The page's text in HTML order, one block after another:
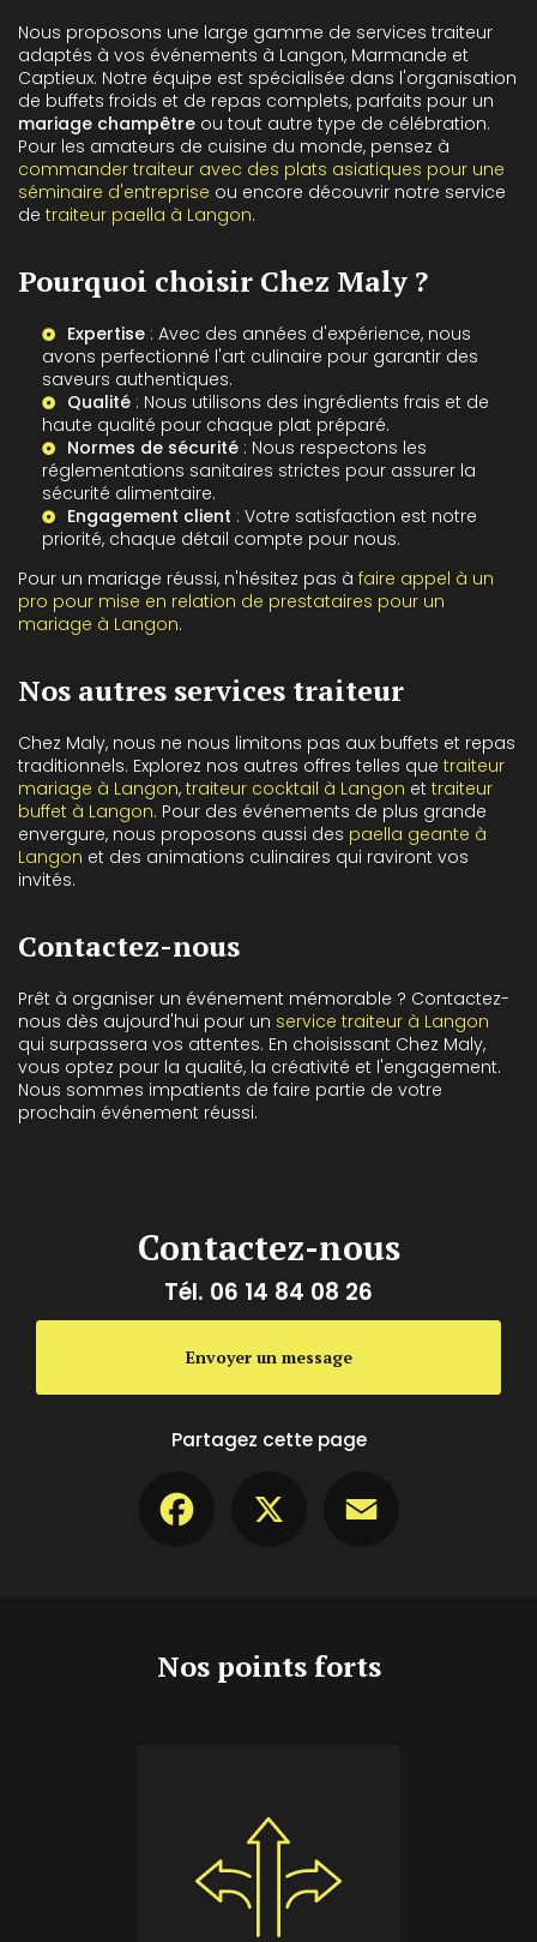
Nous proposons une large gamme de services traiteur
adaptés à vos événements à Langon, Marmande et
Captieux. Notre équipe est spécialisée dans l'organisation
de buffets froids et de repas complets, parfaits pour un
mariage champêtre ou tout autre type de célébration.
Pour les amateurs de cuisine du monde, pensez à
commander traiteur avec des plats asiatiques pour une
séminaire d'entreprise ou encore découvrir notre service
de traiteur paella à Langon.
Pourquoi choisir Chez Maly ?
Expertise : Avec des années d'expérience, nous
avons perfectionné l'art culinaire pour garantir des
saveurs authentiques.
Qualité : Nous utilisons des ingrédients frais et de
haute qualité pour chaque plat préparé.
Normes de sécurité : Nous respectons les
réglementations sanitaires strictes pour assurer la
sécurité alimentaire.
Engagement client : Votre satisfaction est notre
priorité, chaque détail compte pour nous.
Pour un mariage réussi, n'hésitez pas à faire appel à un
pro pour mise en relation de prestataires pour un
mariage à Langon.
Nos autres services traiteur
Chez Maly, nous ne nous limitons pas aux buffets et repas
traditionnels. Explorez nos autres offres telles que traiteur
mariage à Langon, traiteur cocktail à Langon et traiteur
buffet à Langon. Pour des événements de plus grande
envergure, nous proposons aussi des paella geante à
Langon et des animations culinaires qui raviront vos
invités.
Contactez-nous
Prêt à organiser un événement mémorable ? Contactez-
nous dès aujourd'hui pour un service traiteur à Langon
qui surpassera vos attentes. En choisissant Chez Maly,
vous optez pour la qualité, la créativité et l'engagement.
Nous sommes impatients de faire partie de votre
prochain événement réussi.
Contactez-nous
Tél. 06 14 84 08 26
Envoyer un message
Partagez cette page
Nos points forts